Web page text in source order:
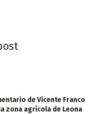
de Vicente Franco
zona agrícola de Leona